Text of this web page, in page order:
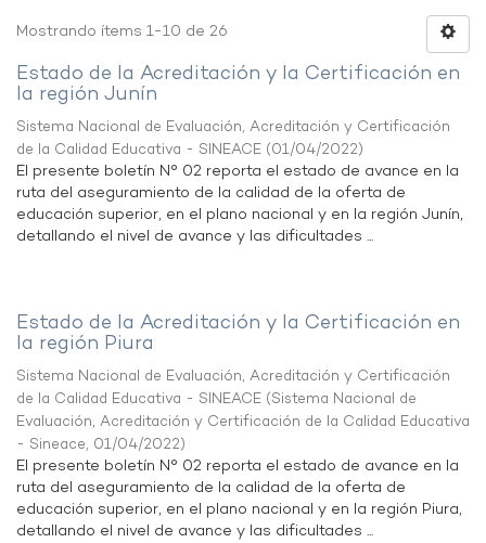
Mostrando ítems 1-10 de 26
Estado de la Acreditación y la Certificación en
la región Junín
Sistema Nacional de Evaluación, Acreditación y Certificación
de la Calidad Educativa - SINEACE (01/04/2022)
El presente boletín N° 02 reporta el estado de avance en la
ruta del aseguramiento de la calidad de la oferta de
educación superior, en el plano nacional y en la región Junín,
detallando el nivel de avance y las dificultades ...
Estado de la Acreditación y la Certificación en
la región Piura
Sistema Nacional de Evaluación, Acreditación y Certificación
de la Calidad Educativa - SINEACE (Sistema Nacional de
Evaluación, Acreditación y Certificación de la Calidad Educativa
- Sineace, 01/04/2022)
El presente boletín N° 02 reporta el estado de avance en la
ruta del aseguramiento de la calidad de la oferta de
educación superior, en el plano nacional y en la región Piura,
detallando el nivel de avance y las dificultades ...